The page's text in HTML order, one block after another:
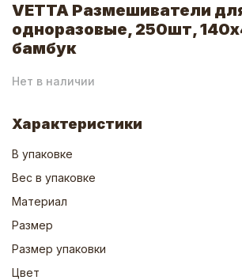
VETTA Размешиватели
одноразовые, 250шт,
бамбук
Нет в наличии
Характеристики
В упаковке
Вес в упаковке
Материал
Размер
Размер упаковки
Цвет